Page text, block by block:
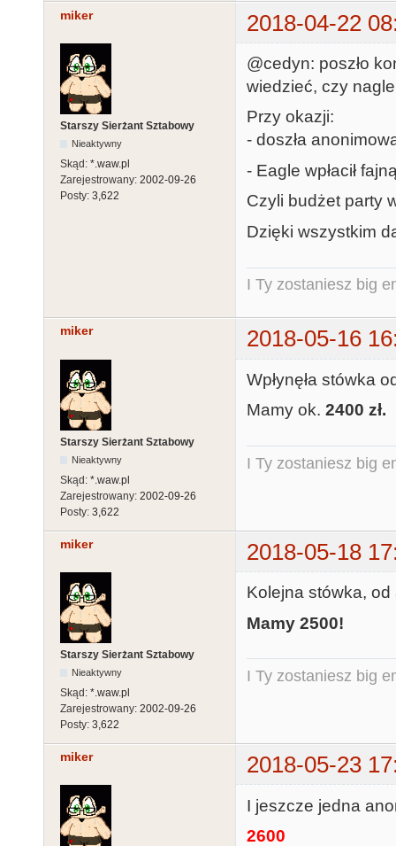
miker 2018-04-22
Starszy Sierżant Sztabowy
Nieaktywny
Skąd: *.waw.pl
Zarejestrowany: 2002-09-26
Posty: 3,622
@cedyn: poszło
wiedzieć, czy
Przy okazji:
- doszła
- Eagle wpłacił
Czyli budżet party
Dzięki wszystkim
I Ty zostaniesz big
miker 2018-05-16
Starszy Sierżant Sztabowy
Nieaktywny
Skąd: *.waw.pl
Zarejestrowany: 2002-09-26
Posty: 3,622
Wpłynęła stówka
Mamy ok. 2400 zł.
I Ty zostaniesz big
miker 2018-05-18
Starszy Sierżant Sztabowy
Nieaktywny
Skąd: *.waw.pl
Zarejestrowany: 2002-09-26
Posty: 3,622
Kolejna stówka,
Mamy 2500!
I Ty zostaniesz big
miker 2018-05-23
I jeszcze jedna
2600